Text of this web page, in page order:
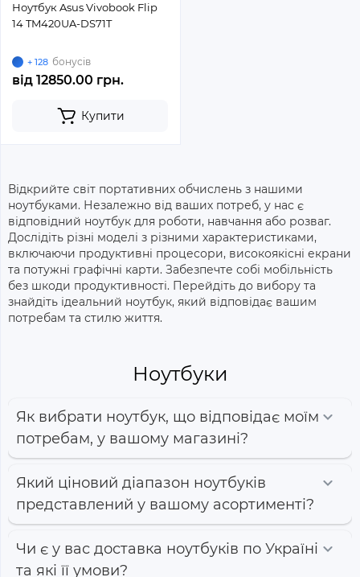
Ноутбук Asus Vivobook Flip
14 TM420UA-DS71T
+ 128 бонусів
від 12850.00 грн.
Купити
Відкрийте світ портативних обчислень з нашими
ноутбуками. Незалежно від ваших потреб, у нас є
відповідний ноутбук для роботи, навчання або розваг.
Дослідіть різні моделі з різними характеристиками,
включаючи продуктивні процесори, високоякісні екрани
та потужні графічні карти. Забезпечте собі мобільність
без шкоди продуктивності. Перейдіть до вибору та
знайдіть ідеальний ноутбук, який відповідає вашим
потребам та стилю життя.
Ноутбуки
Як вибрати ноутбук, що відповідає моїм
потребам, у вашому магазині?
Який ціновий діапазон ноутбуків
представлений у вашому асортименті?
Чи є у вас доставка ноутбуків по Україні
та які її умови?